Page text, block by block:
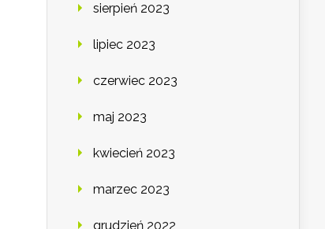
sierpień 2023
lipiec 2023
czerwiec 2023
maj 2023
kwiecień 2023
marzec 2023
grudzień 2022